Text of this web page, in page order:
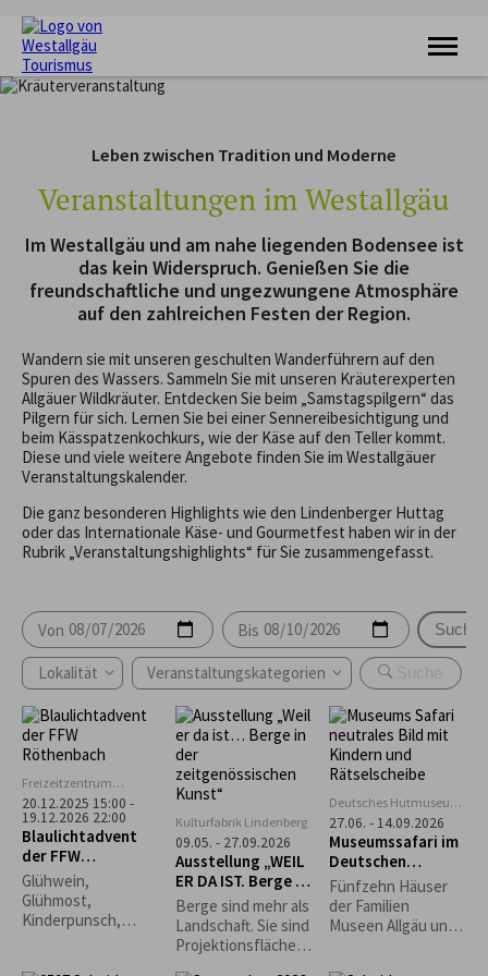
WANDERN
FERIENORTE
UNTERKÜNFTE
VERANSTALTUNGEN
SERVICE
Leben zwischen Tradition und Moderne
Veranstaltungen im Westallgäu
Im Westallgäu und am nahe liegenden Bodensee ist
das kein Widerspruch. Genießen Sie die
freundschaftliche und ungezwungene Atmosphäre
auf den zahlreichen Festen der Region.
Wandern sie mit unseren geschulten Wanderführern auf den
Spuren des Wassers. Sammeln Sie mit unseren Kräuterexperten
Allgäuer Wildkräuter. Entdecken Sie beim „Samstagspilgern“ das
Pilgern für sich. Lernen Sie bei einer Sennereibesichtigung und
beim Kässpatzenkochkurs, wie der Käse auf den Teller kommt.
Diese und viele weitere Angebote finden Sie im Westallgäuer
Veranstaltungskalender.
Die ganz besonderen Highlights wie den Lindenberger Huttag
oder das Internationale Käse- und Gourmetfest haben wir in der
Rubrik „Veranstaltungshighlights“ für Sie zusammengefasst.
Von Bis Suchen
Lokalität Veranstaltungskategorien
Freizeitzentrum
Rentershofen
20.12.2025 15:00 -
19.12.2026 22:00
Blaulichtadvent
der FFW
Röthenbach
Glühwein,
Glühmost,
Kinderpunsch,
Kulturfabrik Lindenberg
09.05. - 27.09.2026
Ausstellung „WEIL
ER DA IST. Berge in
der
zeitgenössischen
Kunst“
Berge sind mehr als
Landschaft. Sie sind
Projektionsfläche,
Deutsches Hutmuseum,
Lindenberg
27.06. - 14.09.2026
Museumssafari im
Deutschen
Hutmuseum
Fünfzehn Häuser
der Familien
Museen Allgäu und